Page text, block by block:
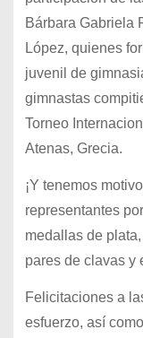
Bárbara Gabriela
López, quienes
juvenil de
gimnastas
Torneo
Atenas, Grecia.
¡Y tenemos
representantes
medallas de
pares de clavas y
Felicitaciones a
esfuerzo, así